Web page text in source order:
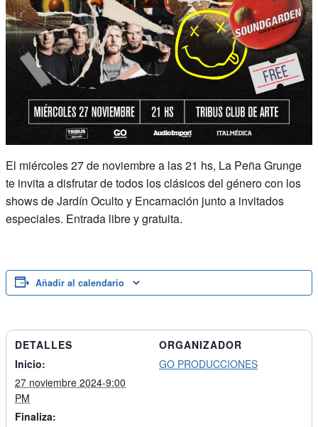
El miércoles 27 de noviembre a las 21 hs, La Peña Grunge
te invita a disfrutar de todos los clásicos del género con los
shows de Jardín Oculto y Encarnación junto a invitados
especiales. Entrada libre y gratuita.
Añadir al calendario
DETALLES
Inicio:
27 noviembre 2024-9:00
PM
Finaliza:
ORGANIZADOR
GO PRODUCCIONES